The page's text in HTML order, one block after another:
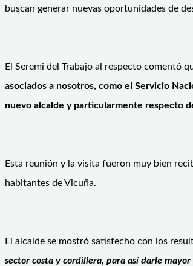
buscan generar nuevas oportunidades de
El Seremi del Trabajo al respecto comentó
asociados a nosotros, como el Servicio
nuevo alcalde y particularmente respecto
Esta reunión y la visita fueron muy bien
habitantes de Vicuña.
El alcalde se mostró satisfecho con los
sector costa y cordillera, para así darle